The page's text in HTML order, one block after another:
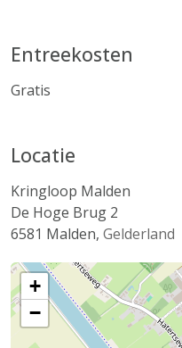
Entreekosten
Gratis
Locatie
Kringloop Malden
De Hoge Brug 2
6581 Malden, Gelderland
+
−